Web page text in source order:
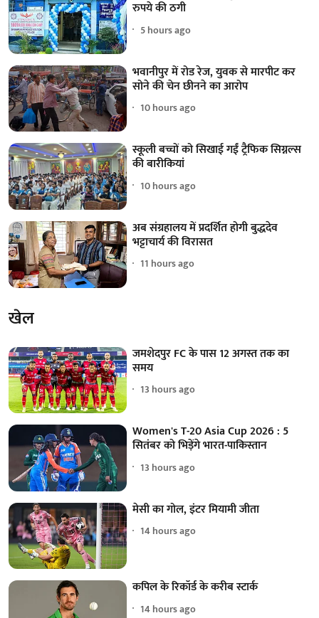
रुपये की ठगी
5 hours ago
भवानीपुर में रोड रेज, युवक से मारपीट कर
सोने की चेन छीनने का आरोप
10 hours ago
स्कूली बच्चों को सिखाई गईं ट्रैफिक सिग्नल्स
की बारीकियां
10 hours ago
अब संग्रहालय में प्रदर्शित होगी बुद्धदेव
भट्टाचार्य की विरासत
11 hours ago
खेल
जमशेदपुर FC के पास 12 अगस्त तक का
समय
13 hours ago
Women's T-20 Asia Cup 2026 : 5
सितंबर को भिड़ेंगे भारत-पाकिस्तान
13 hours ago
मेसी का गोल, इंटर मियामी जीता
14 hours ago
कपिल के रिकॉर्ड के करीब स्टार्क
14 hours ago